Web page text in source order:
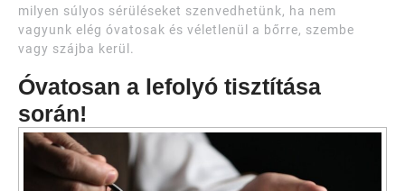
milyen súlyos sérüléseket szenvedhetünk, ha nem
vagyunk elég óvatosak és véletlenül a bőrre, szembe
vagy szájba kerül.
Óvatosan a lefolyó tisztítása
során!